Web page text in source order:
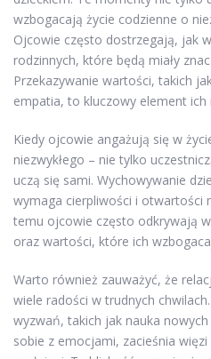
wzbogacają życie codzienne o
Ojcowie często dostrzegają, jak
rodzinnych, które będą miały
Przekazywanie wartości, takich
empatia, to kluczowy element ich
Kiedy ojcowie angażują się w
niezwykłego – nie tylko
uczą się sami. Wychowywanie
wymaga cierpliwości i otwartości
temu ojcowie często odkrywają
oraz wartości, które ich
Warto również zauważyć, że
wiele radości w trudnych
wyzwań, takich jak nauka
sobie z emocjami, zacieśnia